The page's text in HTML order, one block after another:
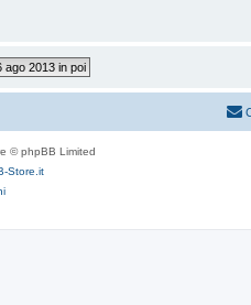
ago 2013 in poi
© phpBB Limited
Store.it